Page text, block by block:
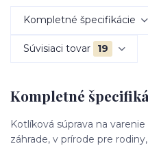
Kompletné špecifikácie
Súvisiaci tovar 19
Kompletné
Kotlíková súprava na
záhrade, v prírode pre